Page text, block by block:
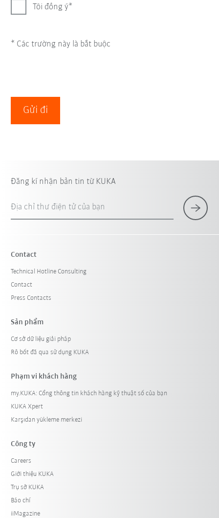
Tôi đồng ý
* Các trường này là bắt buộc
Gửi đi
Đăng kí nhận bản tin từ KUKA
Địa chỉ thư điện tử của bạn
Contact
Technical Hotline Consulting
Contact
Press Contacts
Sản phẩm
Cơ sở dữ liệu giải pháp
Rô bốt đã qua sử dụng KUKA
Phạm vi khách hàng
my.KUKA: Cổng thông tin khách hàng kỹ thuật số của bạn
KUKA Xpert
Karşıdan yükleme merkezi
Công ty
Careers
Giới thiệu KUKA
Trụ sở KUKA
Báo chí
iiMagazine